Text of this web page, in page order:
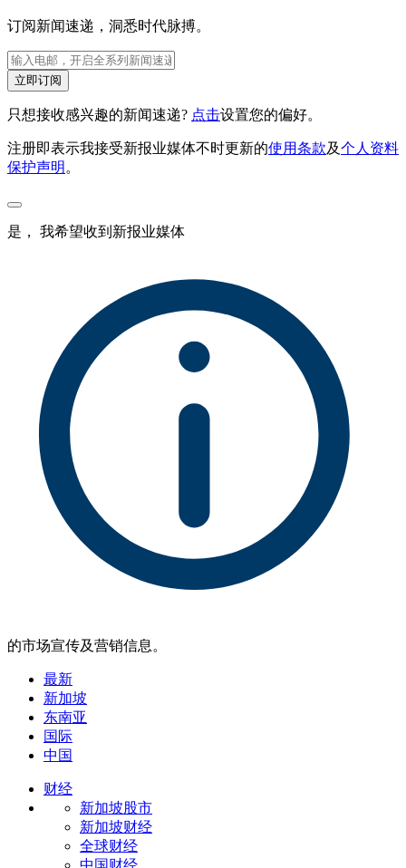
订阅新闻速递，洞悉时代脉搏。
立即订阅
只想接收感兴趣的新闻速递? 点击设置您的偏好。
注册即表示我接受新报业媒体不时更新的使用条款及个人资料
保护声明 。
是， 我希望收到新报业媒体
的市场宣传及营销信息。
最新
新加坡
东南亚
国际
中国
财经
新加坡股市
新加坡财经
全球财经